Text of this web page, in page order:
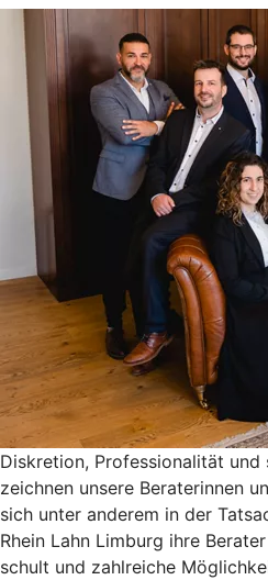
Diskretion, Professionalität und
zeichnen unsere Beraterinnen
sich unter anderem in der
Rhein Lahn Limburg ihre
schult und zahlreiche